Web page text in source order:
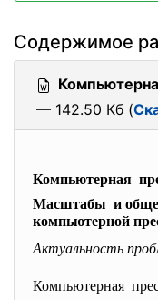
Содержимое
— 142.50 Кб (
Компьютерная
Масштабы и
компьютерной
Актуальность
Компьютерная